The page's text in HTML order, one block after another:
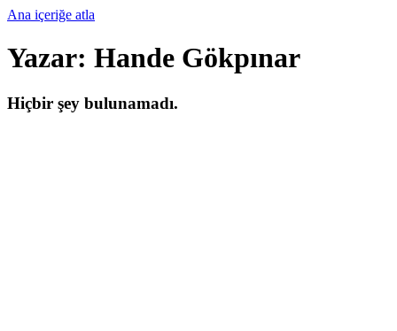
Ana içeriğe atla
Yazar: Hande Gökpınar
Hiçbir şey bulunamadı.